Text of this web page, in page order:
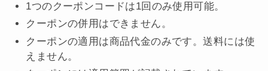
1つのクーポンコードは1回のみ使用可能。
クーポンの併用はできません。
クーポンの適用は商品代金のみです。送料には使
えません。